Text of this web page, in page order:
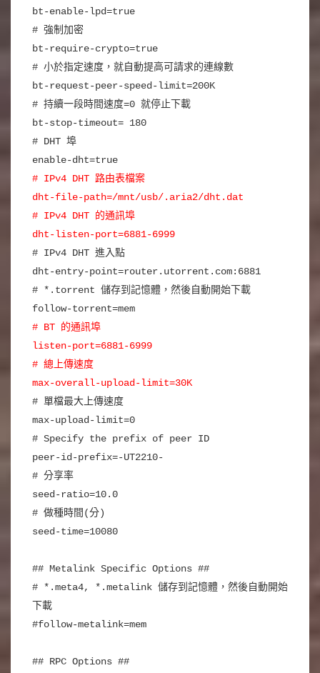
bt-enable-lpd=true
# 強制加密
bt-require-crypto=true
# 小於指定速度，就自動提高可請求的連線數
bt-request-peer-speed-limit=200K
# 持續一段時間速度=0 就停止下載
bt-stop-timeout= 180
# DHT 埠
enable-dht=true
# IPv4 DHT 路由表檔案
dht-file-path=/mnt/usb/.aria2/dht.dat
# IPv4 DHT 的通訊埠
dht-listen-port=6881-6999
# IPv4 DHT 進入點
dht-entry-point=router.utorrent.com:6881
# *.torrent 儲存到記憶體，然後自動開始下載
follow-torrent=mem
# BT 的通訊埠
listen-port=6881-6999
# 總上傳速度
max-overall-upload-limit=30K
# 單檔最大上傳速度
max-upload-limit=0
# Specify the prefix of peer ID
peer-id-prefix=-UT2210-
# 分享率
seed-ratio=10.0
# 做種時間(分)
seed-time=10080
## Metalink Specific Options ##
# *.meta4, *.metalink 儲存到記憶體，然後自動開始
下載
#follow-metalink=mem
## RPC Options ##